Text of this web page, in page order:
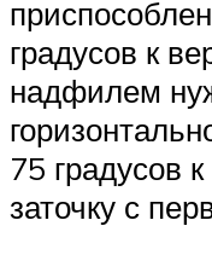
градусов к
надфилем
75 градусов
заточку с